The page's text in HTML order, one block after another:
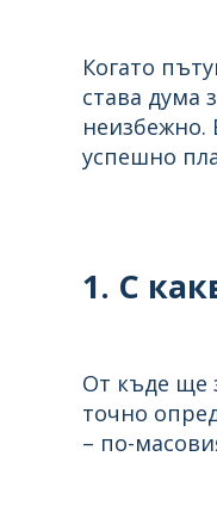
Когато
става дума
неизбежно.
успешно
1. С
От къде ще
точно
– по-